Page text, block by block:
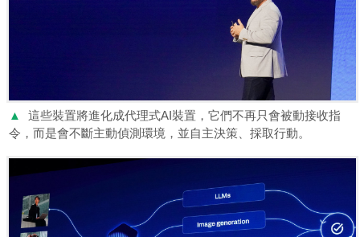
▲
這些裝置將進化成代理式AI裝置，它們不再只會被動接收指
令，而是會不斷主動偵測環境，並自主決策、採取行動。